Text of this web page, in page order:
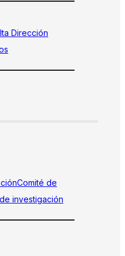
Dirección
Comité de
investigación